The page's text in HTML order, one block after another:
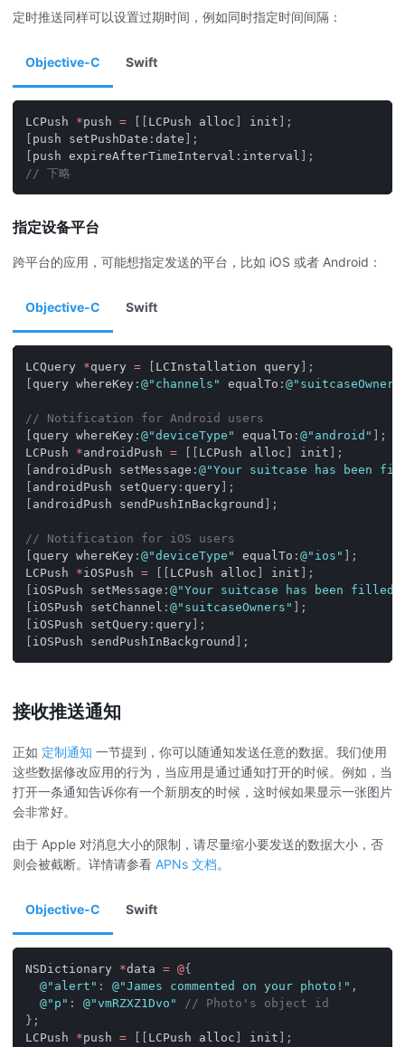
定时推送同样可以设置过期时间，例如同时指定时间间隔：
Objective-C Swift
LCPush *push = LCPush alloc init
;
push setPushDate : date
;
push expireAfterTimeInterval : interval
;
// 下略
指定设备平台
跨平台的应用，可能想指定发送的平台，比如 iOS 或者 Android：
Objective-C Swift
LCQuery *query = LCInstallation query
;
query whereKey : @"channels" equalTo :
// Notification for Android users
query whereKey : @"deviceType" equalTo : @"android"
;
LCPush *androidPush = LCPush alloc init
;
androidPush setMessage : @"Your suitcase has been
androidPush setQuery : query
;
androidPush sendPushInBackground ;
// Notification for iOS users
query whereKey : @"deviceType" equalTo : @"ios"
;
LCPush *iOSPush = LCPush alloc init
;
iOSPush setMessage : @"Your suitcase has been
iOSPush setChannel : @"suitcaseOwners"
;
iOSPush setQuery : query
;
iOSPush sendPushInBackground ;
接收推送通知
正如 定制通知 一节提到，你可以随通知发送任意的数据。我们使用
这些数据修改应用的行为，当应用是通过通知打开的时候。例如，当
打开一条通知告诉你有一个新朋友的时候，这时候如果显示一张图片
会非常好。
由于 Apple 对消息大小的限制，请尽量缩小要发送的数据大小，否
则会被截断。详情请参看 APNs 文档。
Objective-C Swift
NSDictionary *data = @{
@"alert" : @"James commented on your photo!" ,
@"p" : @"vmRZXZ1Dvo"
// Photo's object id
} ;
LCPush *push = LCPush alloc init
;